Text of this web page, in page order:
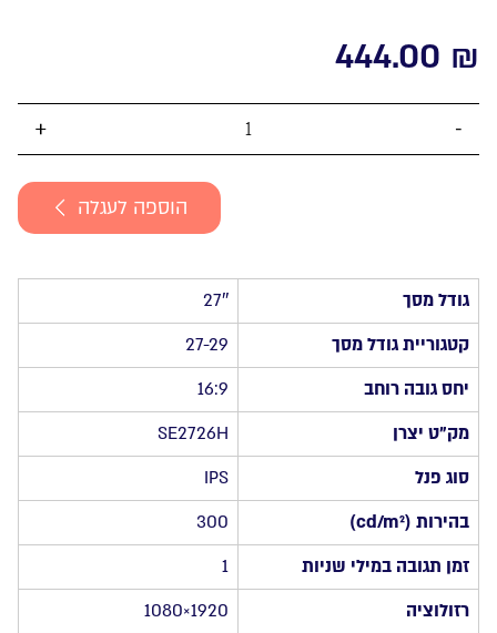
444.00 ₪
IPS
1Ms
144Hz
AMD
FreeSync
2XHDMI
הוספה לעגלה
גודל מסך
27″
קטגוריית גודל מסך
27-29
יחס גובה רוחב
16:9
מק”ט יצרן
SE2726H
סוג פנל
IPS
בהירות (cd/m²)
300
זמן תגובה במילי שניות
1
רזולוציה
1920×1080